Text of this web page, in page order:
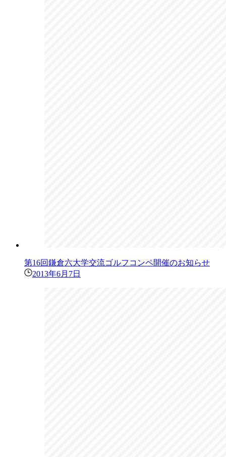
第16回鎌倉六大学交流ゴルフコンペ開催のお知らせ
2013年6月7日